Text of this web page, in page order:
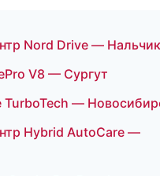
Nord Drive — Нальчик
V8 — Сургут
—
Hybrid AutoCare —